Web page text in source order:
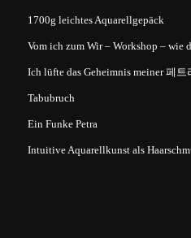
1700g leichtes Aquarellgepäck
Vom ich zum Wir – Workshop – wie
Ich lüfte das Geheimnis meiner 페트
Tabubruch
Ein Funke Petra
Intuitive Aquarellkunst als